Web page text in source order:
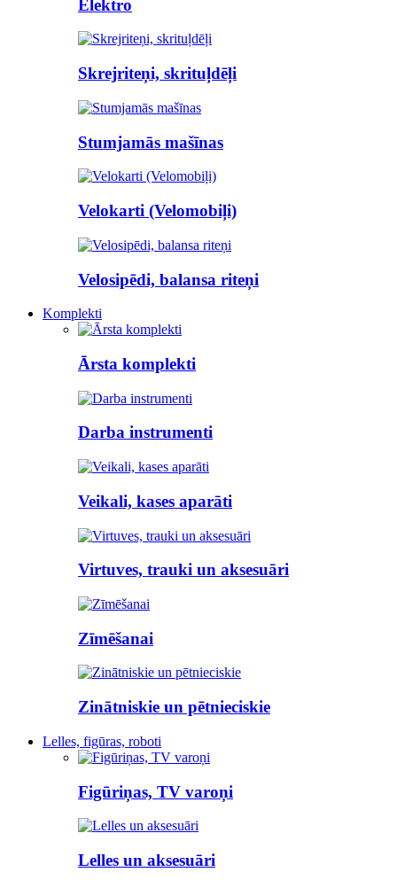
Elektro
Skrejriteņi, skrituļdēļi
Stumjamās mašīnas
Velokarti (Velomobiļi)
Velosipēdi, balansa riteņi
Komplekti
Ārsta komplekti
Darba instrumenti
Veikali, kases aparāti
Virtuves, trauki un aksesuāri
Zīmēšanai
Zinātniskie un pētnieciskie
Lelles, figūras, roboti
Figūriņas, TV varoņi
Lelles un aksesuāri